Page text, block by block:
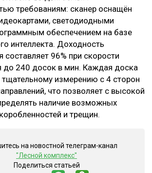
требованиям: сканер оснащён
светодиодными
обеспечением на базе
интеллекта. Доходность
составляет 96% при скорости
до 240 досок в мин. Каждая доска
тщательному измерению с 4 сторон
что позволяет с высокой
наличие возможных
и трещин.
на новостной телеграм-канал
"Лесной комплекс"
Поделиться статьей